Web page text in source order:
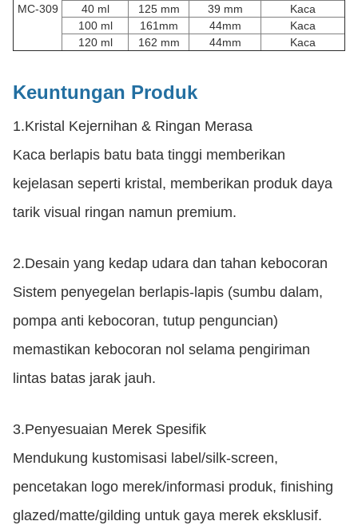
MC-309 40 ml 125 mm 39 mm
Kaca
100 ml
161mm 44mm
Kaca
120 ml
162 mm 44mm Kaca
Keuntungan Produk
1.Kristal Kejernihan & Ringan Merasa
Kaca berlapis batu bata tinggi memberikan
kejelasan seperti kristal, memberikan produk daya
tarik visual ringan namun premium.
2.Desain yang kedap udara dan tahan kebocoran
Sistem penyegelan berlapis-lapis (sumbu dalam,
pompa anti kebocoran, tutup penguncian)
memastikan kebocoran nol selama pengiriman
lintas batas jarak jauh.
3.Penyesuaian Merek Spesifik
Mendukung kustomisasi label/silk-screen,
pencetakan logo merek/informasi produk, finishing
glazed/matte/gilding untuk gaya merek eksklusif.